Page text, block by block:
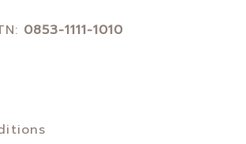
0853-1111-1010